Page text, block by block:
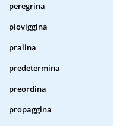
peregrina
pioviggina
pralina
predetermina
preordina
propaggina